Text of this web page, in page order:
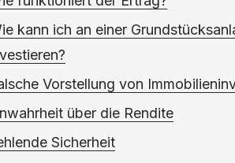
kann ich an einer
Vorstellung von
über die Rendite
Sicherheit